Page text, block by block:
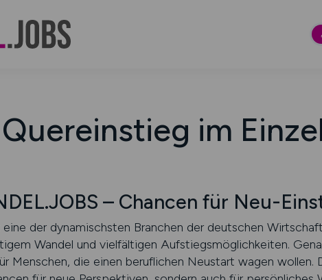
Quereinstieg im
– Chancen für Neu-
eine der dynamischsten Branchen der deutschen
Wandel und vielfältigen Aufstiegsmöglichkeiten.
Menschen, die einen beruflichen Neustart wagen wollen.